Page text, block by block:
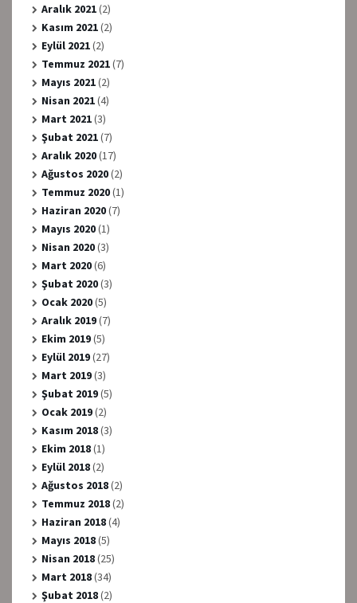
Aralık 2021(2)
Kasım 2021(2)
Eylül 2021(2)
Temmuz 2021(7)
Mayıs 2021(2)
Nisan 2021(4)
Mart 2021(3)
Şubat 2021(7)
Aralık 2020(17)
Ağustos 2020(2)
Temmuz 2020(1)
Haziran 2020(7)
Mayıs 2020(1)
Nisan 2020(3)
Mart 2020(6)
Şubat 2020(3)
Ocak 2020(5)
Aralık 2019(7)
Ekim 2019(5)
Eylül 2019(27)
Mart 2019(3)
Şubat 2019(5)
Ocak 2019(2)
Kasım 2018(3)
Ekim 2018(1)
Eylül 2018(2)
Ağustos 2018(2)
Temmuz 2018(2)
Haziran 2018(4)
Mayıs 2018(5)
Nisan 2018(25)
Mart 2018(34)
Şubat 2018(2)